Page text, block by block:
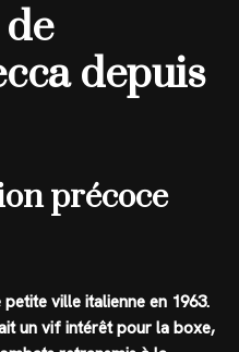
depuis
précoce
ville italienne en 1963.
un vif intérêt pour la boxe,